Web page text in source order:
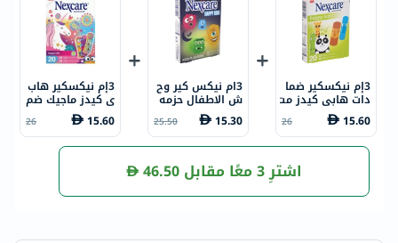
3إم نيكسكير ضما
دات هابي كيدز مت
نوعة ورائعة 20 ق
طعة
15.60
26
3ام نيكس كير وح
ش الاطفال حزمه
من 20
15.30
25.50
3إم نيكسكير هاب
ي كيدز ماجيك ضم
قطعة
15.60
26
اشترِ 3 معًا مقابل 46.50